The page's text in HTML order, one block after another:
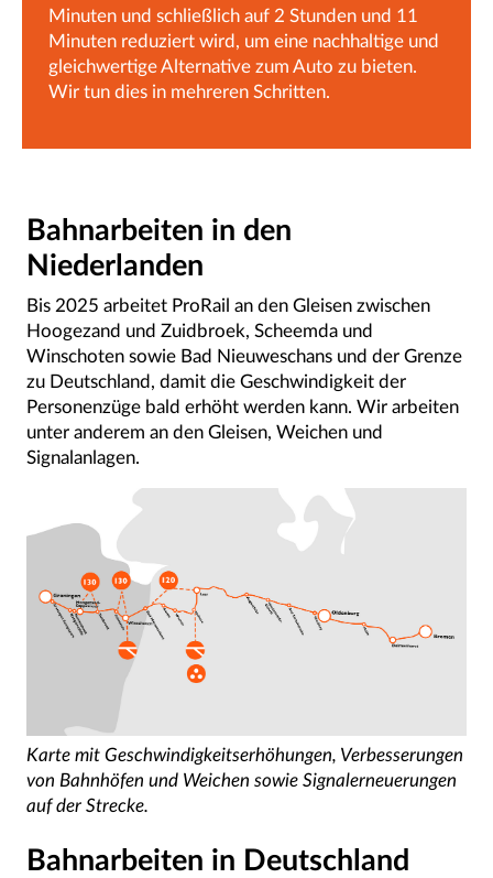
Minuten und schließlich auf 2 Stunden und 11
Minuten reduziert wird, um eine nachhaltige und
gleichwertige Alternative zum Auto zu bieten.
Wir tun dies in mehreren Schritten.
Bahnarbeiten in den
Niederlanden
Bis 2025 arbeitet ProRail an den Gleisen zwischen
Hoogezand und Zuidbroek, Scheemda und
Winschoten sowie Bad Nieuweschans und der Grenze
zu Deutschland, damit die Geschwindigkeit der
Personenzüge bald erhöht werden kann. Wir arbeiten
unter anderem an den Gleisen, Weichen und
Signalanlagen.
Karte mit Geschwindigkeitserhöhungen, Verbesserungen
von Bahnhöfen und Weichen sowie Signalerneuerungen
auf der Strecke.
Bahnarbeiten in Deutschland